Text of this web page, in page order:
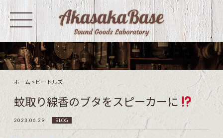
ホーム > ビートルズ
蚊取り線香のブタをスピーカーに
2023.06.29 BLOG